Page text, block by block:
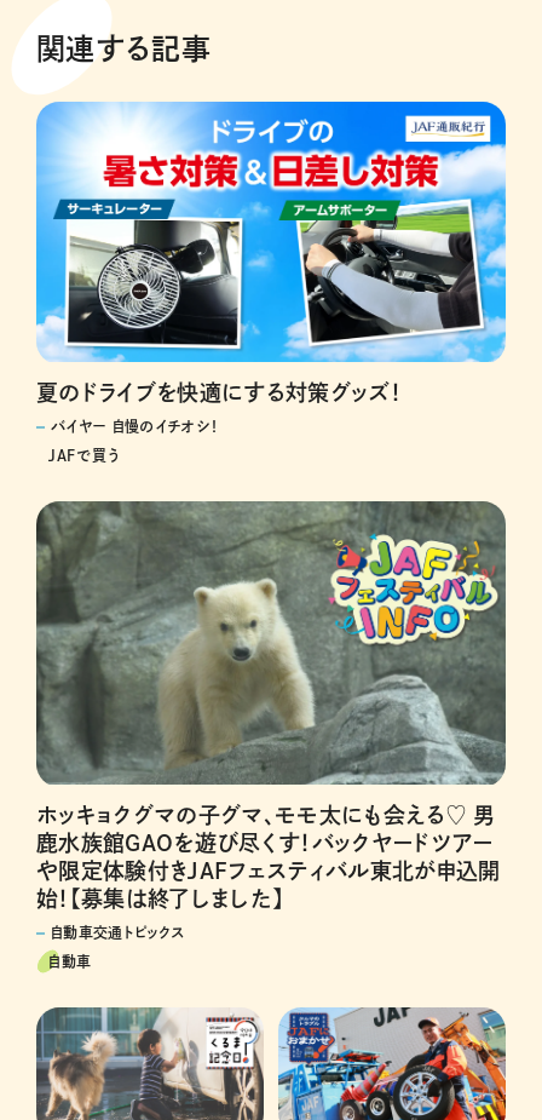
関連する記事
夏のドライブを快適にする対策グッズ！
バイヤー 自慢のイチオシ！
JAFで買う
ホッキョクグマの子グマ、モモ太にも会える♡ 男
鹿水族館GAOを遊び尽くす！バックヤードツアー
や限定体験付きJAFフェスティバル東北が申込開
始！【募集は終了しました】
自動車交通トピックス
自動車